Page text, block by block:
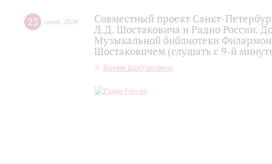
23 июля 2026
Совместный проект Санкт-
Д.Д. Шостаковича и Радио России.
Музыкальной библиотеки
Шостаковичем (слушать с 9-й
Время Шостаковича